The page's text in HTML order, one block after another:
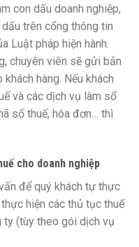
con dấu doanh nghiệp,
trên cổng thông tin
Luật pháp hiện hành.
chuyên viên sẽ gửi bản
hàng. Nếu khách
và các dịch vụ làm sổ
số thuế, hóa đơn… thì
cho doanh nghiệp
để quý khách tự thực
hiện các thủ tục thuế
ty (tùy theo gói dịch vụ